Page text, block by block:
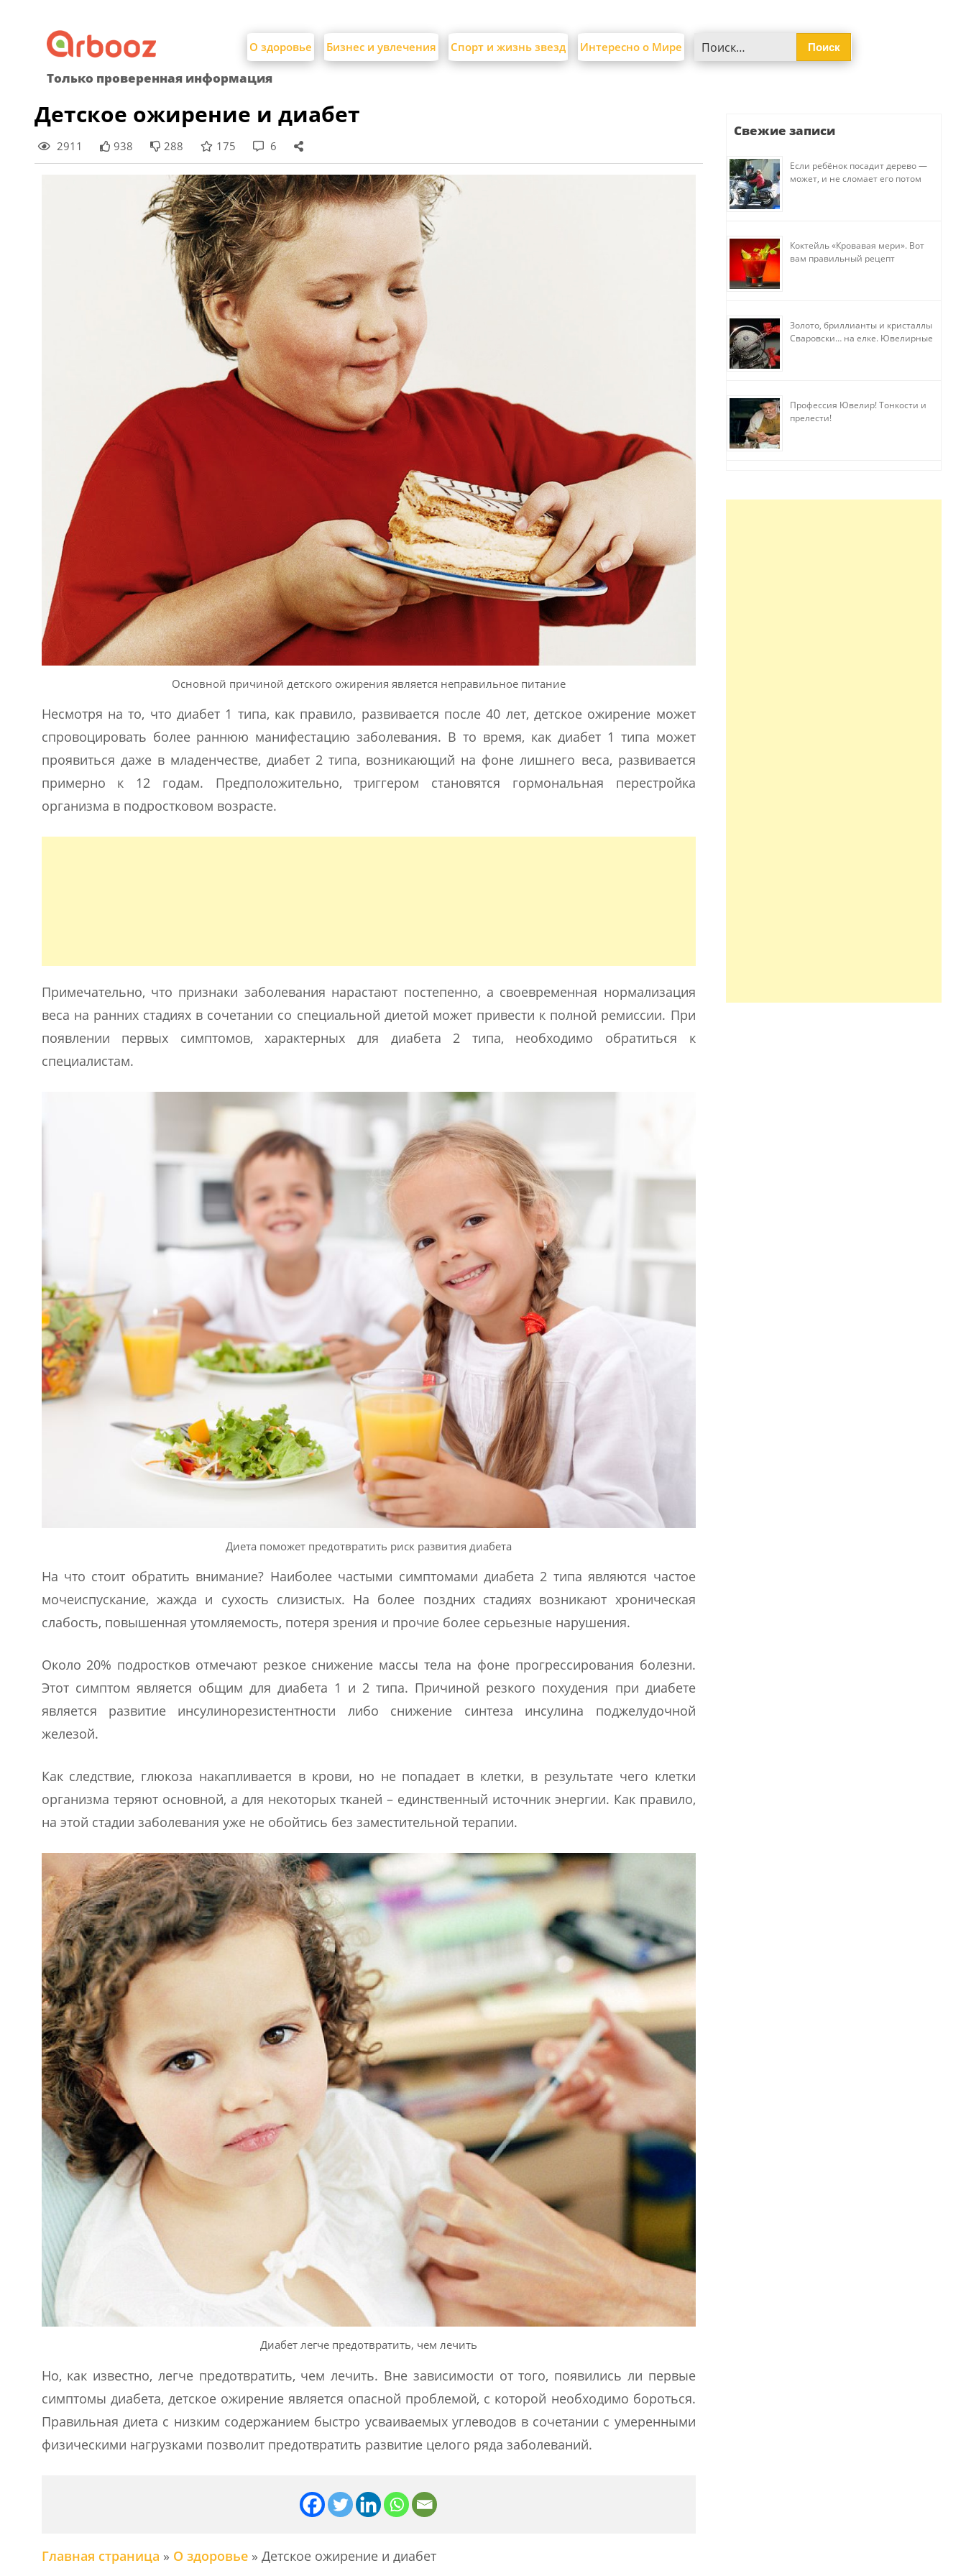
content
О здоровье Бизнес и увлечения Спорт и жизнь звезд Интересно о Мире
Только проверенная информация
Детское ожирение и диабет
2911 938 288 175 6
Основной причиной детского ожирения является неправильное питание
Несмотря на то, что диабет 1 типа, как правило, развивается после 40 лет, детское ожирение может
спровоцировать более раннюю манифестацию заболевания. В то время, как диабет 1 типа может
проявиться даже в младенчестве, диабет 2 типа, возникающий на фоне лишнего веса, развивается
примерно к 12 годам. Предположительно, триггером становятся гормональная перестройка
организма в подростковом возрасте.
Примечательно, что признаки заболевания нарастают постепенно, а своевременная нормализация
веса на ранних стадиях в сочетании со специальной диетой может привести к полной ремиссии. При
появлении первых симптомов, характерных для диабета 2 типа, необходимо обратиться к
специалистам.
Диета поможет предотвратить риск развития диабета
На что стоит обратить внимание? Наиболее частыми симптомами диабета 2 типа являются частое
мочеиспускание, жажда и сухость слизистых. На более поздних стадиях возникают хроническая
слабость, повышенная утомляемость, потеря зрения и прочие более серьезные нарушения.
Около 20% подростков отмечают резкое снижение массы тела на фоне прогрессирования болезни.
Этот симптом является общим для диабета 1 и 2 типа. Причиной резкого похудения при диабете
является развитие инсулинорезистентности либо снижение синтеза инсулина поджелудочной
железой.
Как следствие, глюкоза накапливается в крови, но не попадает в клетки, в результате чего клетки
организма теряют основной, а для некоторых тканей – единственный источник энергии. Как правило,
на этой стадии заболевания уже не обойтись без заместительной терапии.
Диабет легче предотвратить, чем лечить
Но, как известно, легче предотвратить, чем лечить. Вне зависимости от того, появились ли первые
симптомы диабета, детское ожирение является опасной проблемой, с которой необходимо бороться.
Правильная диета с низким содержанием быстро усваиваемых углеводов в сочетании с умеренными
физическими нагрузками позволит предотвратить развитие целого ряда заболеваний.
Главная страница » О здоровье» Детское ожирение и диабет
Свежие записи
Если ребёнок посадит дерево —
может, и не сломает его потом
Коктейль «Кровавая мери». Вот
вам правильный рецепт
Золото, бриллианты и кристаллы
Сваровски… на елке. Ювелирные
Профессия Ювелир! Тонкости и
прелести!